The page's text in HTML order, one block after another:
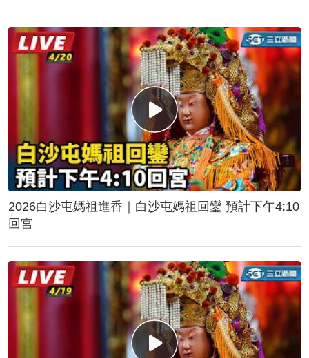
2026白沙屯媽祖進香｜白沙屯媽祖回鑾 預計下午4:10
回宮